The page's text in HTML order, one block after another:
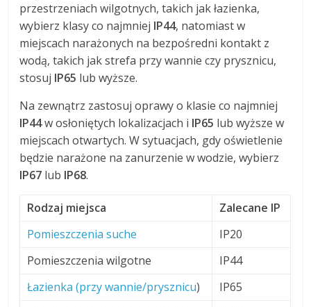
przestrzeniach wilgotnych, takich jak łazienka,
wybierz klasy co najmniej IP44, natomiast w
miejscach narażonych na bezpośredni kontakt z
wodą, takich jak strefa przy wannie czy prysznicu,
stosuj IP65 lub wyższe.
Na zewnątrz zastosuj oprawy o klasie co najmniej
IP44w osłoniętych lokalizacjach i IP65 lub wyższe w
miejscach otwartych. W sytuacjach, gdy oświetlenie
będzie narażone na zanurzenie w wodzie, wybierz
IP67 lub IP68.
Rodzaj miejsca
Zalecane IP
Pomieszczenia suche
IP20
Pomieszczenia wilgotne
IP44
Łazienka (przy wannie/prysznicu)
IP65